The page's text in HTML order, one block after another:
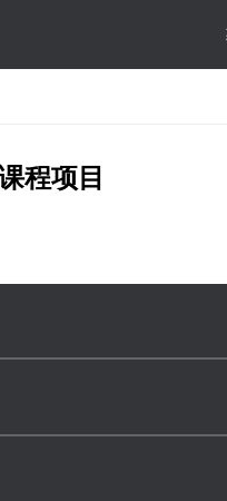
程项目